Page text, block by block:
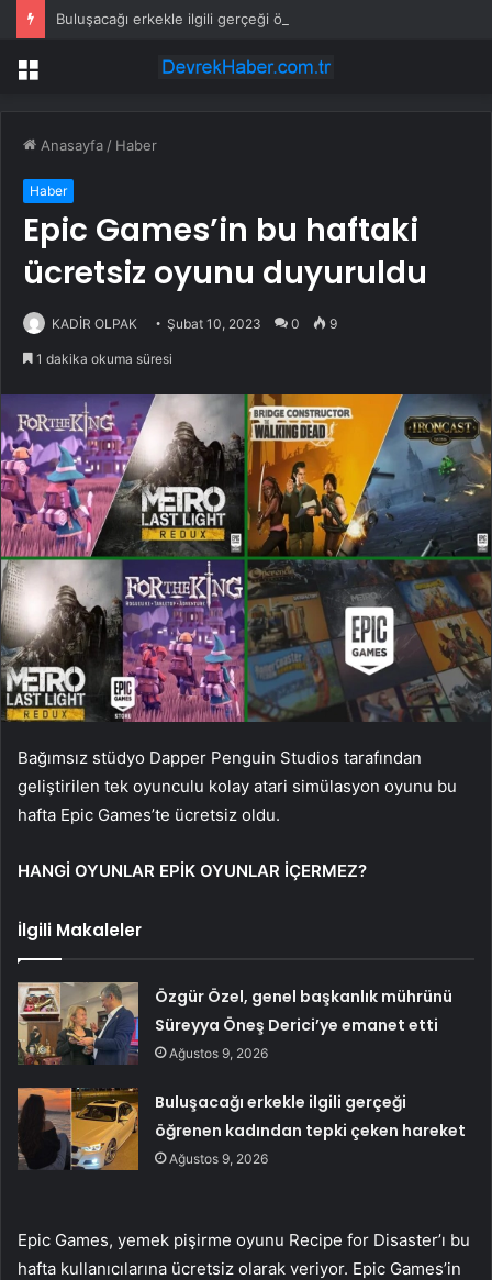
Menü
Anasayfa / Haber
Haber
Epic Games’in bu haftaki
ücretsiz oyunu duyuruldu
KADİR OLPAK Şubat 10, 2023 0 9
1 dakika okuma süresi
Bağımsız stüdyo Dapper Penguin Studios tarafından
geliştirilen tek oyunculu kolay atari simülasyon oyunu bu
hafta Epic Games’te ücretsiz oldu.
HANGİ OYUNLAR EPİK OYUNLAR İÇERMEZ?
İlgili Makaleler
Özgür Özel, genel başkanlık mührünü
Süreyya Öneş Derici’ye emanet etti
Ağustos 9, 2026
Buluşacağı erkekle ilgili gerçeği
öğrenen kadından tepki çeken hareket
Ağustos 9, 2026
Epic Games, yemek pişirme oyunu Recipe for Disaster’ı bu
hafta kullanıcılarına ücretsiz olarak veriyor. Epic Games’in